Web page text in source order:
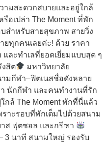
มสะดวกสบายและอยู่ใกล้
อเปล่า The Moment ที่พัก
สำหรับสายสุขภาพ สายวิ่ง
ยทุกคนเลยค่ะ! ด้วย ราคา
และทำเลที่ยอดเยี่ยมแบบสุด ๆ
งสิต
มหาวิทยาลัย
มกีฬา–ฟิตเนสชื่อดังหลาย
นักกีฬา และคนทำงานที่รัก
กล้ The Moment พักที่นี่แล้ว
ราะรอบที่พักเต็มไปด้วยสนาม
ส ฟุตซอล และกรีฑา
3 นาที สนามใหญ่ รองรับ